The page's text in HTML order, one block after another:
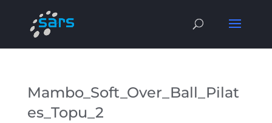
Mambo_Soft_Over_Ball_Pilat
es_Topu_2